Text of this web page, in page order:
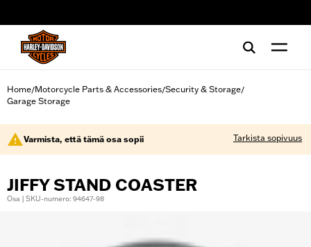
Home/Motorcycle Parts & Accessories/Security & Storage/
Garage Storage
Varmista, että tämä osa sopii Tarkista sopivuus
JIFFY STAND COASTER
Osa | SKU-numero: 94647-98